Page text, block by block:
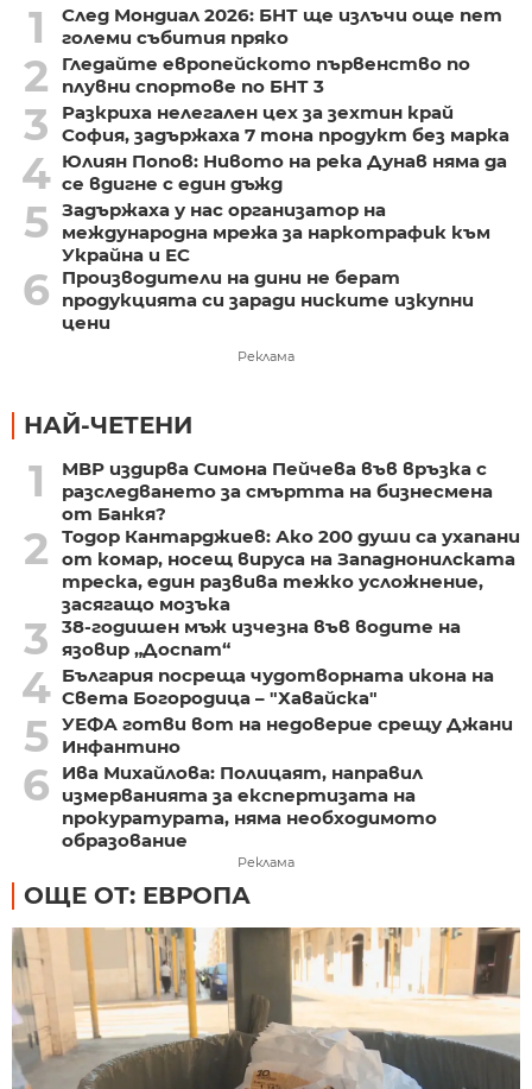
1
След Мондиал 2026: БНТ ще излъчи още пет
големи събития пряко
2
Гледайте европейското първенство по
плувни спортове по БНТ 3
3
Разкриха нелегален цех за зехтин край
София, задържаха 7 тона продукт без марка
4 Юлиян Попов: Нивото на река Дунав няма да
се вдигне с един дъжд
5 Задържаха у нас организатор на
международна мрежа за наркотрафик към
Украйна и ЕС
6
Производители на дини не берат
продукцията си заради ниските изкупни
цени
Реклама
НАЙ-ЧЕТЕНИ
1
МВР издирва Симона Пейчева във връзка с
разследването за смъртта на бизнесмена
от Банкя?
2
Тодор Кантарджиев: Ако 200 души са ухапани
от комар, носещ вируса на Западнонилската
треска, един развива тежко усложнение,
засягащо мозъка
3
38-годишен мъж изчезна във водите на
язовир „Доспат“
4 България посреща чудотворната икона на
Света Богородица – "Хавайска"
5 УЕФА готви вот на недоверие срещу Джани
Инфантино
6
Ива Михайлова: Полицаят, направил
измерванията за експертизата на
прокуратурата, няма необходимото
образование
Реклама
ОЩЕ ОТ: ЕВРОПА